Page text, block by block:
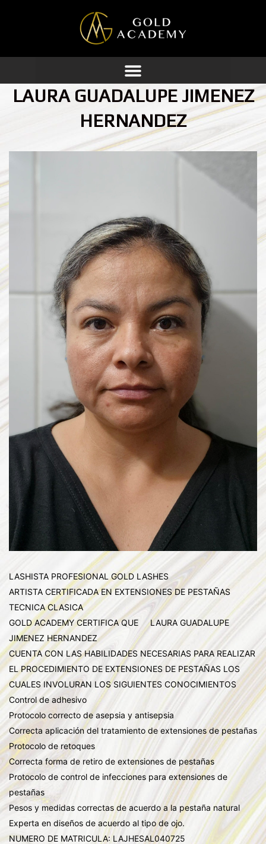
contenido
LAURA GUADALUPE JIMENEZ
HERNANDEZ
LASHISTA PROFESIONAL GOLD LASHES
ARTISTA CERTIFICADA EN EXTENSIONES DE PESTAÑAS
TECNICA CLASICA
GOLD ACADEMY CERTIFICA QUE LAURA GUADALUPE
JIMENEZ HERNANDEZ
CUENTA CON LAS HABILIDADES NECESARIAS PARA REALIZAR
EL PROCEDIMIENTO DE EXTENSIONES DE PESTAÑAS LOS
CUALES INVOLURAN LOS SIGUIENTES CONOCIMIENTOS
Control de adhesivo
Protocolo correcto de asepsia y antisepsia
Correcta aplicación del tratamiento de extensiones de pestañas
Protocolo de retoques
Correcta forma de retiro de extensiones de pestañas
Protocolo de control de infecciones para extensiones de
pestañas
Pesos y medidas correctas de acuerdo a la pestaña natural
Experta en diseños de acuerdo al tipo de ojo.
NUMERO DE MATRICULA: LAJHESAL040725